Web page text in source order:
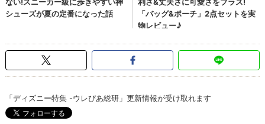
「ディズニー特集 -ウレぴあ総研」更新情報が受け取れます